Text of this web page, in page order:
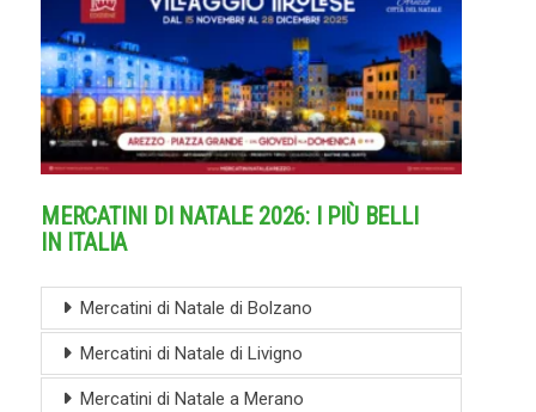
MERCATINI DI NATALE 2026: I PIÙ BELLI
IN ITALIA
Mercatini di Natale di Bolzano
Mercatini di Natale di Livigno
Mercatini di Natale a Merano